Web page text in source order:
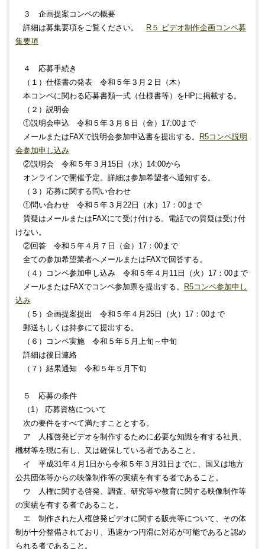
３ 企画提案コンペの概要
詳細は募集要項をご覧ください。
R５ ビデオ制作企画コンペ募
集要項
４ 応募手続き
（１）仕様書の発表 令和５年３月２日（木）
本コンペに関わる応募書類一式（仕様書等）をHPに掲載する。
（２）説明会
①説明会申込 令和５年３月８日（金）17:00まで
メールまたはFAXで説明会参加申込書を提出する。
R5コンペ説明
会参加申し込み
②説明会 令和５年３月15日（水）14:00から
オンラインで開催予定。詳細は参加希望者へ通知する。
（３）応募に関する問い合わせ
①問い合わせ 令和５年３月22日（水）17：00まで
質疑はメールまたはFAXにて受け付ける。電話での質疑は受け付
けない。
②回答 令和５年４月７日（金）17：00まで
全ての参加希望業者へメールまたはFAXで回答する。
（４）コンペ参加申し込み 令和５年４月11日（火）17：00まで
メールまたはFAXでコンペ参加票を提出する。
R5コンペ参加申し
込み
（５）企画提案提出 令和５年４月25日（火）17：00まで
郵送もしくは持参にて提出する。
（６）コンペ実施 令和５年５月上旬～中旬
詳細は後日連絡
（７）結果通知 令和５年５月下旬
５ 応募の条件
（1） 応募資格について
次の要件をすべて満たすこととする。
ア 人権啓発ビデオを制作するために必要な知識を有する社員、
機材等を現に有し、又は確保している者であること。
イ 平成31年４月1日から令和５年３月31日までに、国又は地方
公共団体等からの映像制作等の実績を有する者であること。
ウ 人権に関する啓発、調査、研究等や教育に関する映像制作等
の実績を有する者であること。
エ 制作された人権啓発ビデオに関する販売等について、その体
制が十分整備されており、迅速かつ円滑に対応が可能であると認め
られる者であること。